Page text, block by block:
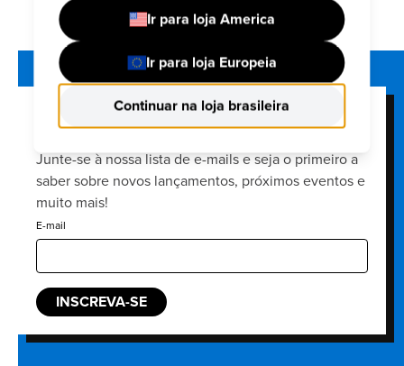
FUNKO'S NEWSLETTER
Junte-se à nossa lista de e-mails e seja o primeiro a
saber sobre novos lançamentos, próximos eventos e
muito mais!
E-mail
INSCREVA-SE
Ir para loja America
Ir para loja Europeia
Continuar na loja brasileira